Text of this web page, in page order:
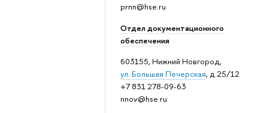
prnn@hse.ru
Отдел документационного
обеспечения
603155, Нижний Новгород,
ул. Большая Печерская, д.25/12
+7 831 278-09-63
nnov@hse.ru